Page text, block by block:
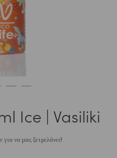
Ice | Vasiliki
για να μας ξετρελάνει!